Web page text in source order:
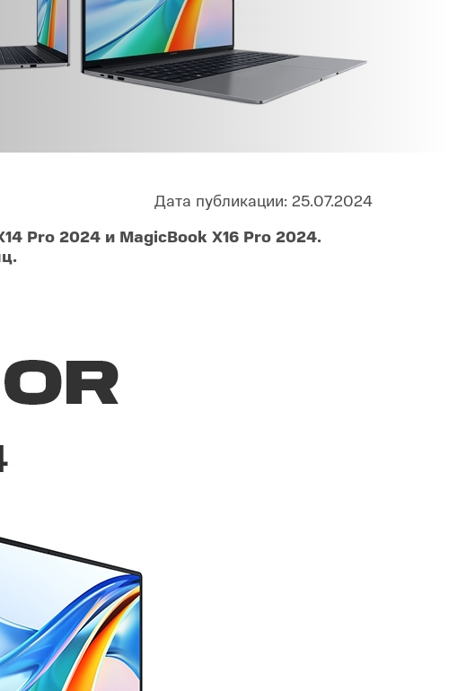
vivo
vivo Y
Infinix
Infinix GT
Infinix Note
Spark
Camon
Дата публикации: 25.07.2024
Pro 2024 и MagicBook X16 Pro 2024.